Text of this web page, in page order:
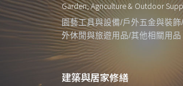
Garden, Agriculture & Outdoor
園藝工具與設備/戶外五金與裝
外休閒與旅遊用品/其他相關用品
建築與居家修繕